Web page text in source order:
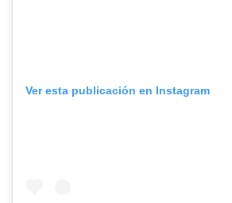
Ver esta publicación en Instagram